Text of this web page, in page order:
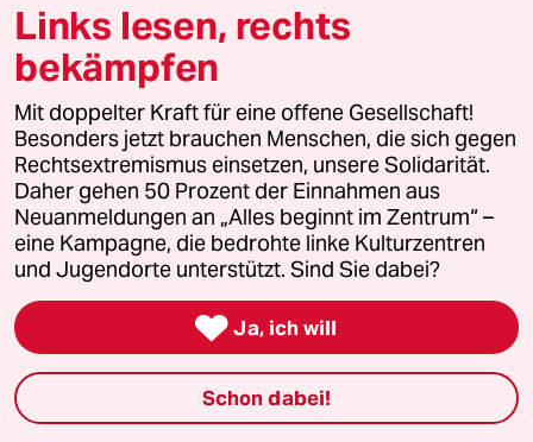
team zukunft
taz frisch
taz zahl ich
taz lab Infobrief
Veranstaltungen
Demnächst
Vor Ort
Links lesen, rechts
bekämpfen
Mit doppelter Kraft für eine offene Gesellschaft!
Besonders jetzt brauchen Menschen, die sich gegen
Rechtsextremismus einsetzen, unsere Solidarität.
Daher gehen 50 Prozent der Einnahmen aus
Neuanmeldungen an „Alles beginnt im Zentrum“ –
eine Kampagne, die bedrohte linke Kulturzentren
und Jugendorte unterstützt. Sind Sie dabei?
 Ja, ich will
Schon dabei!